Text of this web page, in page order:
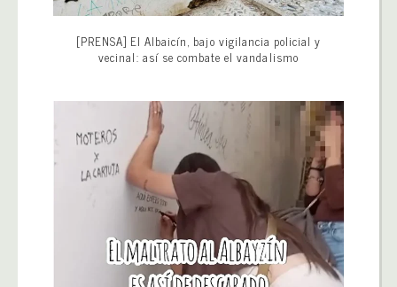
[PRENSA] El Albaicín, bajo vigilancia policial y
vecinal: así se combate el vandalismo